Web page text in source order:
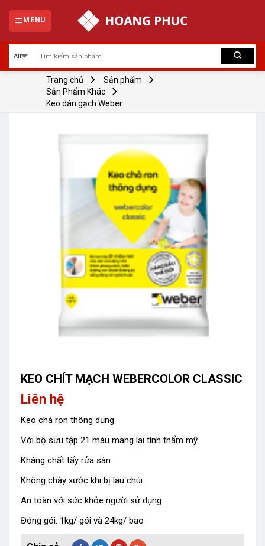
content
MENU
Trang chủ
Sản phẩm
Sản Phẩm Khác
Keo dán gạch Weber
KEO CHÍT MẠCH WEBERCOLOR CLASSIC
Liên hệ
Keo chà ron thông dụng
Với bộ sưu tập 21 màu mang lại tính thẩm mỹ
Kháng chất tẩy rửa sàn
Không chày xước khi bị lau chùi
An toàn với sức khỏe người sử dụng
Đóng gói: 1kg/ gói và 24kg/ bao